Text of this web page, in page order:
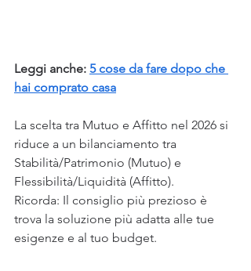
Leggi anche: 5 cose da fare dopo che
hai comprato casa
La scelta tra Mutuo e Affitto nel 2026 si
riduce a un bilanciamento tra
Stabilità/Patrimonio (Mutuo) e
Flessibilità/Liquidità (Affitto).
Ricorda: Il consiglio più prezioso è
trova la soluzione più adatta alle tue
esigenze e al tuo budget.